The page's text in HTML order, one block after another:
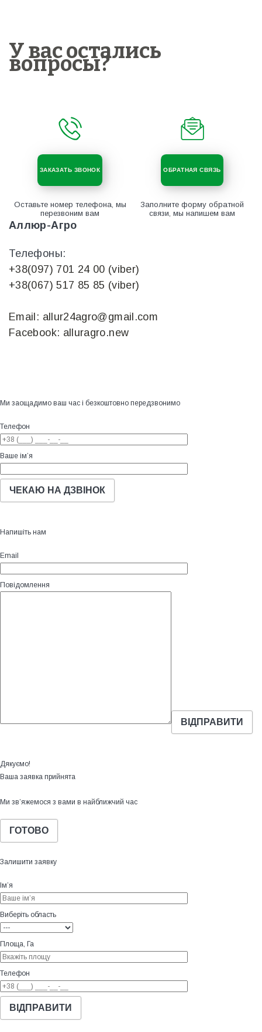
У вас остались
вопросы?
ЗАКАЗАТЬ ЗВОНОК
Оставьте номер телефона, мы
перезвоним вам
ОБРАТНАЯ СВЯЗЬ
Заполните форму обратной
связи, мы напишем вам
Аллюр-Агро
Телефоны:
+38(097) 701 24 00 (viber)
+38(067) 517 85 85 (viber)
Email: allur24agro@gmail.com
Facebook: alluragro.new
Ми заощадимо ваш час і безкоштовно передзвонимо
Телефон
Ваше ім’я
Напишіть нам
Email
Повідомлення
Дякуємо!
Ваша заявка прийнята
Ми зв’яжемося з вами в найближчий час
ГОТОВО
Залишити заявку
Ім’я
Виберіть область
Площа, Га
Телефон